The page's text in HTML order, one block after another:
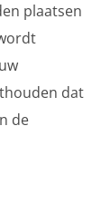
plaatsen
dat
de